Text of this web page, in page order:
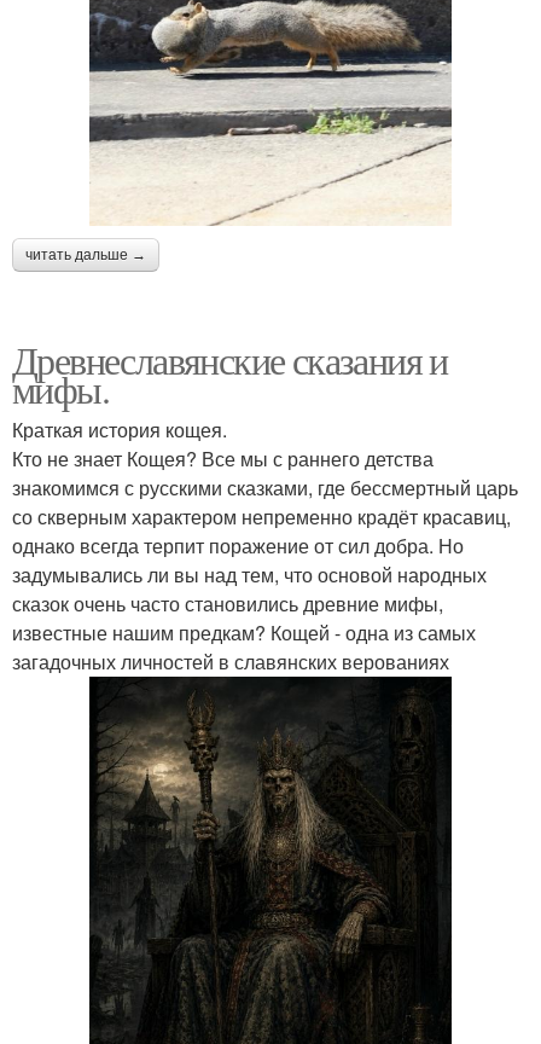
читать дальше →
Древнеславянские сказания и
мифы.
Краткая история кощея.
Кто не знает Кощея? Все мы с раннего детства
знакомимся с русскими сказками, где бессмертный царь
со скверным характером непременно крадёт красавиц,
однако всегда терпит поражение от сил добра. Но
задумывались ли вы над тем, что основой народных
сказок очень часто становились древние мифы,
известные нашим предкам? Кощей - одна из самых
загадочных личностей в славянских верованиях